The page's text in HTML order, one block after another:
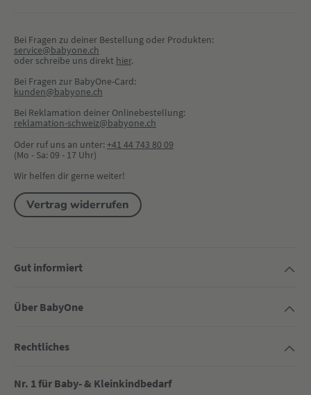
Bei Fragen zu deiner Bestellung oder Produkten:
service@babyone.ch
oder schreibe uns direkt hier.
Bei Fragen zur BabyOne-Card:
kunden@babyone.ch
Bei Reklamation deiner Onlinebestellung:
reklamation-schweiz@babyone.ch
Oder ruf uns an unter:+41 44 743 80 09
(Mo - Sa: 09 - 17 Uhr)
Wir helfen dir gerne weiter!
Vertrag widerrufen
Gut informiert
Über BabyOne
Rechtliches
Nr. 1 für Baby- & Kleinkindbedarf